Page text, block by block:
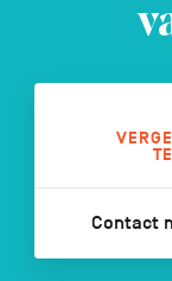
Navigation
Contact